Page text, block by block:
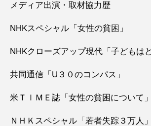
メディア出演・取材協力歴
NHKスペシャル「女性の貧困」
NHKクローズアップ現代「子どもは
共同通信「U３０のコンパス」
米ＴＩＭＥ誌「女性の貧困について」
ＮＨＫスペシャル「若者失踪３万人」